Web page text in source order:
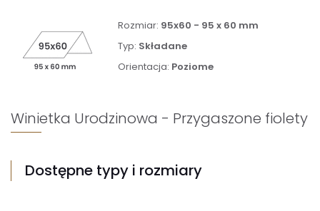
Rozmiar: 95x60 - 95 x 60 mm
Typ: Składane
Orientacja: Poziome
Winietka Urodzinowa - Przygaszone fiolety
Dostępne typy i rozmiary